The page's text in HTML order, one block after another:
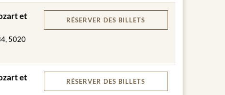
de saison
et
5020
RÉSERVER DES BILLETS
et
RÉSERVER DES BILLETS